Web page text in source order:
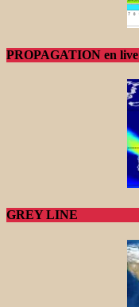
PROPAGATION en live
GREY LINE